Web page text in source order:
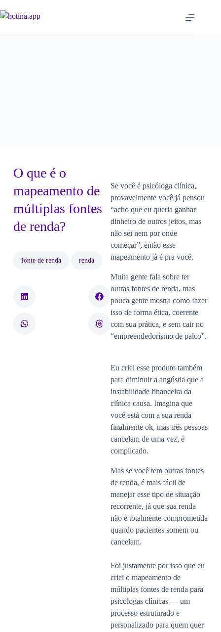
O que é o
mapeamento de
múltiplas fontes
de renda?
fonte de renda renda
Se você é psicóloga clínica,
provavelmente você já pensou
“acho que eu queria ganhar
dinheiro de outros jeitos, mas
não sei nem por onde
começar”, então esse
mapeamento já é pra você.
Muita gente fala sobre ter
outras fontes de renda, mas
pouca gente mostra como fazer
isso de forma ética, coerente
com sua prática, e sem cair no
“empreendedorismo de palco”.
Eu criei esse produto também
para diminuir a angústia que a
instabilidade financeira da
clínica causa. Imagina que
você está com a sua renda
finalmente ok, mas três pessoas
cancelam de uma vez, é
complicado.
Mas se você tem outras fontes
de renda, é mais fácil de
manejar esse tipo de situação
recorrente, já que sua renda
não é totalmente comprometida
quando pacientes somem ou
cancelam.
Foi justamente por isso que eu
criei o mapeamento de
múltiplas fontes de renda para
psicólogas clínicas — um
processo estruturado e
personalizado para quem quer